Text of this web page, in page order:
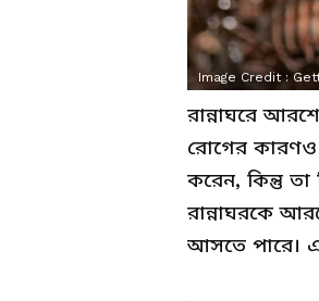
Image Credit :
রান্নাঘরে
রোগের কারণও
করেন, কিন্তু
রান্নাঘরকে
আসতে পারে।